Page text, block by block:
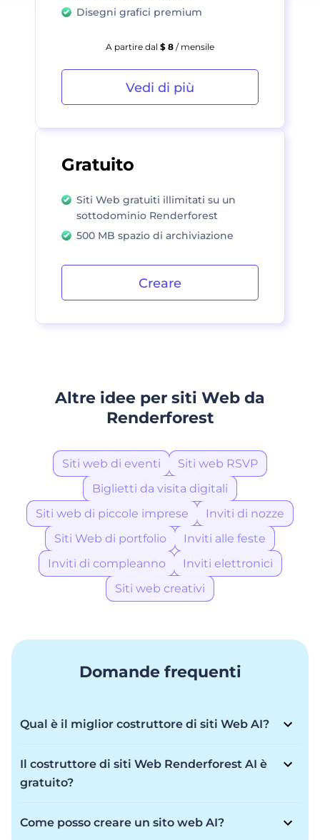
Gratuito
Siti Web gratuiti illimitati su un
sottodominio Renderforest
500 MB spazio di archiviazione
Creare
Disegni grafici premium
A partire dal $ 8 / mensile
Vedi di più
Altre idee per siti Web da
Renderforest
Siti web di eventi
Siti web RSVP
Biglietti da visita digitali
Siti web di piccole imprese
Inviti di nozze
Siti Web di portfolio
Inviti alle feste
Inviti di compleanno
Inviti elettronici
Siti web creativi
Domande frequenti
Qual è il miglior costruttore di siti Web AI?
flessibilità per trasformare la tua visione in realtà con
per un sito Web che ti impressiona. Che tu sia un
presenza online in pochi minuti con immagini
Il costruttore di siti Web Renderforest AI è
gratuito?
Freemium. Sebbene sia possibile creare un sito Web
gratuitamente, tramite l'abbonamento sono disponibili
Come posso creare un sito web AI?